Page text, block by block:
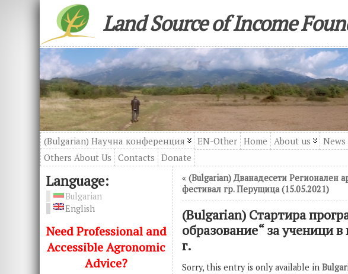
Land Source of Income
(Bulgarian) Научна конференция EN-Other Home About us News
Others About Us
Contacts Donatе
Language:
Bulgarian
English
Need Professional and
Accessible Agronomic
Advice?
«(Bulgarian) Дванадесети Регионален
фестивал гр. Перущица (15.05.2021)
(Bulgarian) Стартира
образование“ за ученици
г.
Sorry, this entry is only available in